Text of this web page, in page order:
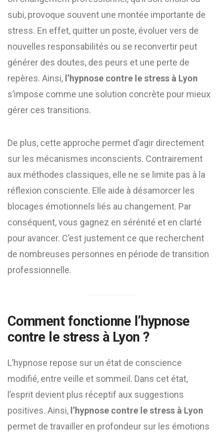
subi, provoque souvent une montée importante de
stress. En effet, quitter un poste, évoluer vers de
nouvelles responsabilités ou se reconvertir peut
générer des doutes, des peurs et une perte de
repères. Ainsi, l’hypnose contre le stress à Lyon
s’impose comme une solution concrète pour mieux
gérer ces transitions.
De plus, cette approche permet d’agir directement
sur les mécanismes inconscients. Contrairement
aux méthodes classiques, elle ne se limite pas à la
réflexion consciente. Elle aide à désamorcer les
blocages émotionnels liés au changement. Par
conséquent, vous gagnez en sérénité et en clarté
pour avancer. C’est justement ce que recherchent
de nombreuses personnes en période de transition
professionnelle.
Comment fonctionne l’hypnose
contre le stress à Lyon ?
L’hypnose repose sur un état de conscience
modifié, entre veille et sommeil. Dans cet état,
l’esprit devient plus réceptif aux suggestions
positives. Ainsi, l’hypnose contre le stress à Lyon
permet de travailler en profondeur sur les émotions